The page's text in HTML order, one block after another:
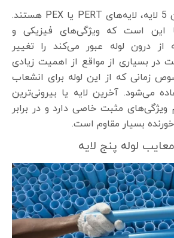
درون‌ترین لایه از این 5 لایه، لایه‌های PERT یا PEX هستند.
این است که ویژگی‌های فیزیکی و
درون لوله عبور می‌کند را تغییر
در بسیاری از مواقع از اهمیت زیادی
زمانی که از این لوله برای انشعاب
می‌شود. آخرین لایه یا بیرونی‌ترین
مثبت خاصی دارد و در برابر
بسیار مقاوم است.
لوله پنج لایه